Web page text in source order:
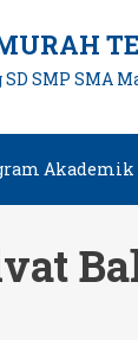
SMP SMA
Akademik